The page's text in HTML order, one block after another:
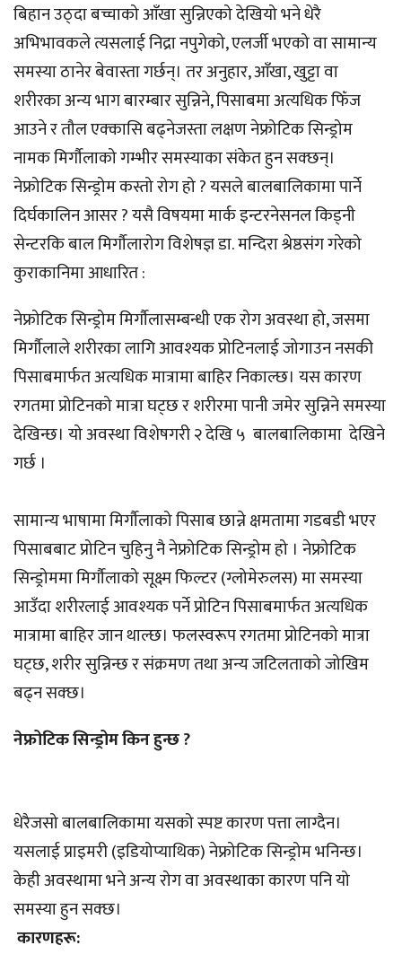
बिहान उठ्दा बच्चाको आँखा सुन्निएको देखियो भने धेरै
अभिभावकले त्यसलाई निद्रा नपुगेको, एलर्जी भएको वा सामान्य
समस्या ठानेर बेवास्ता गर्छन्। तर अनुहार, आँखा, खुट्टा वा
शरीरका अन्य भाग बारम्बार सुन्निने, पिसाबमा अत्यधिक फिँज
आउने र तौल एक्कासि बढ्नेजस्ता लक्षण नेफ्रोटिक सिन्ड्रोम
नामक मिर्गौलाको गम्भीर समस्याका संकेत हुन सक्छन्।
नेफ्रोटिक सिन्ड्रोम कस्तो रोग हो ? यसले बालबालिकामा पार्ने
दिर्घकालिन आसर ? यसै विषयमा मार्क इन्टरनेसनल किड्नी
सेन्टरकि बाल मिर्गौलारोग विशेषज्ञ डा. मन्दिरा श्रेष्ठसंग गरेको
कुराकानिमा आधारित :
‎नेफ्रोटिक सिन्ड्रोम मिर्गौलासम्बन्धी एक रोग अवस्था हो, जसमा
मिर्गौलाले शरीरका लागि आवश्यक प्रोटिनलाई जोगाउन नसकी
पिसाबमार्फत अत्यधिक मात्रामा बाहिर निकाल्छ। यस कारण
रगतमा प्रोटिनको मात्रा घट्छ र शरीरमा पानी जमेर सुन्निने समस्या
देखिन्छ। यो अवस्था विशेषगरी २ देखि ५ बालबालिकामा देखिने
गर्छ ।
‎सामान्य भाषामा मिर्गौलाको पिसाब छान्ने क्षमतामा गडबडी भएर
पिसाबबाट प्रोटिन चुहिनु नै नेफ्रोटिक सिन्ड्रोम हो । नेफ्रोटिक
सिन्ड्रोममा मिर्गौलाको सूक्ष्म फिल्टर (ग्लोमेरुलस) मा समस्या
आउँदा शरीरलाई आवश्यक पर्ने प्रोटिन पिसाबमार्फत अत्यधिक
मात्रामा बाहिर जान थाल्छ। फलस्वरूप रगतमा प्रोटिनको मात्रा
घट्छ, शरीर सुन्निन्छ र संक्रमण तथा अन्य जटिलताको जोखिम
बढ्न सक्छ।
नेफ्रोटिक सिन्ड्रोम किन हुन्छ ?
धेरैजसो बालबालिकामा यसको स्पष्ट कारण पत्ता लाग्दैन।
यसलाई प्राइमरी (इडियोप्याथिक) नेफ्रोटिक सिन्ड्रोम भनिन्छ।
केही अवस्थामा भने अन्य रोग वा अवस्थाका कारण पनि यो
समस्या हुन सक्छ।
‎ कारणहरू: